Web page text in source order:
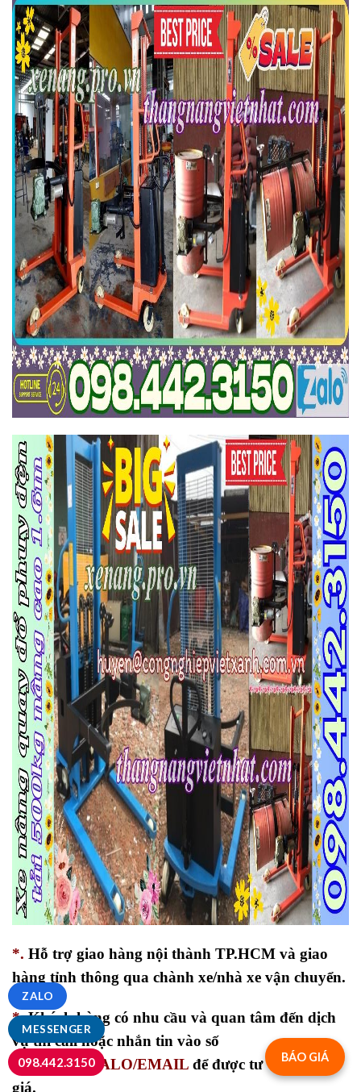
*. Hỗ trợ giao hàng nội thành TP.HCM và giao
hàng tỉnh thông qua chành xe/nhà xe vận chuyển.
*.Khách hàng có nhu cầu và quan tâm đến dịch
vụ thì call hoặc nhắn tin vào số
HOTLINE/ZALO/EMAIL để được tư vấn và báo
giá.
BÁO GIÁ
MESSENGER
ZALO
098.442.3150